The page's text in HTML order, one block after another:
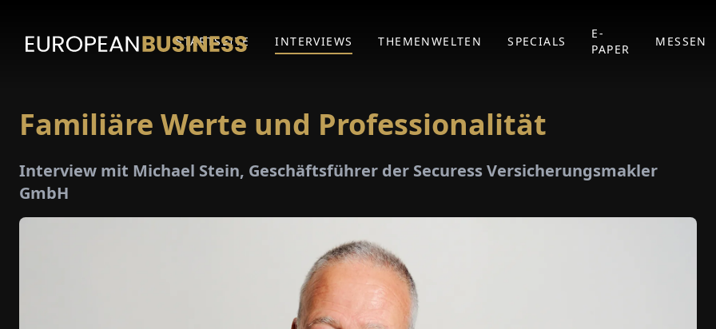
STARTSEITE INTERVIEWS THEMENWELTEN SPECIALS
E-
PAPER
MESSEN
Familiäre Werte und Professionalität
Interview mit Michael Stein, Geschäftsführer der Securess Versicherungsmakler
GmbH